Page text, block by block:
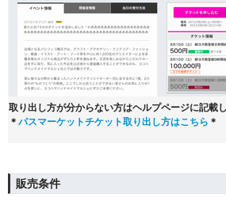
取り出し方が分からない方はヘルプページに記載
＊ パスマーケットチケット取り出し方はこちら ＊
販売条件